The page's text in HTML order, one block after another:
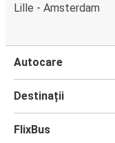
Lille - Amsterdam
Autocare
Destinații
FlixBus